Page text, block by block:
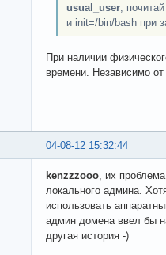
usual_user,
и init=/bin/bash при
При наличии
времени. Независимо
04-08-12 15:32:44
kenzzzooo, их
локального админа.
использовать
админ домена ввел бы
другая история -)